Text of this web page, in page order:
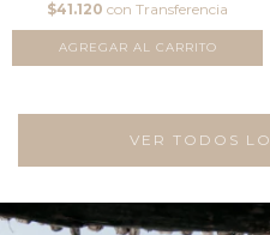
$41.120 con Transferencia
AGREGAR AL CARRITO
VER TODOS